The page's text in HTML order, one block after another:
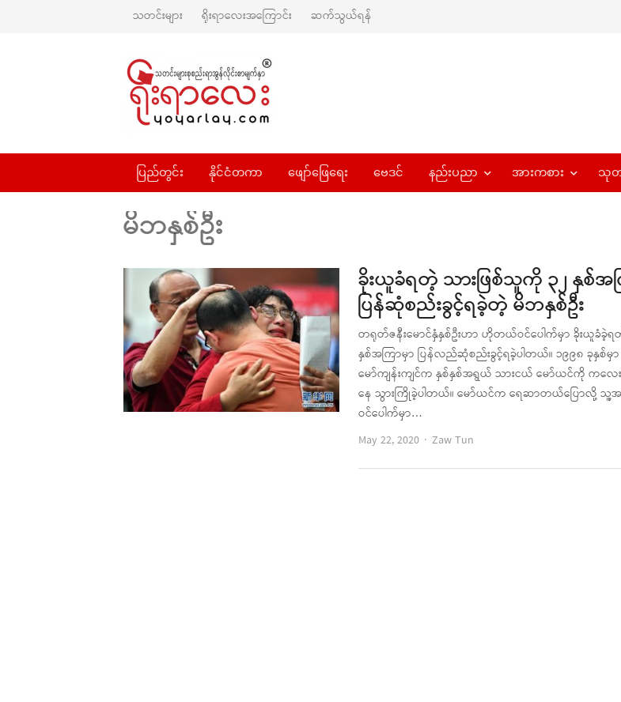
သတင်းများ ရိုးရာလေးအကြောင်း ဆက်သွယ်ရန်
ပြည်တွင်း နိုင်ငံတကာ ဖျော်ဖြေရေး ဗေဒင် နည်းပညာ အားကစား သု
မိဘနှစ်ဦး
ခိုးယူခံရတဲ့ သားဖြစ်သူကို ၃၂ နှစ်အ
ပြန်ဆုံစည်းခွင့်ရခဲ့တဲ့ မိဘနှစ်ဦး
တရုတ်ဇနီးမောင်နှံနှစ်ဦးဟာ ဟိုတယ်ဝင်ပေါက်မှာ ခိုးယူခံခဲ့ရ
နှစ်အကြာမှာ ပြန်လည်ဆုံစည်းခွင့်ရခဲ့ပါတယ်။ ၁၉၉၈ ခုနှစ်မှာ
မော်ကျန်းကျင်က နှစ်နှစ်အရွယ် သားငယ် မော်ယင်ကို က‌လေး
နေ သွားကြိုခဲ့ပါတယ်။ မော်ယင်က ရေဆာတယ်ပြောလို့
ဝင်ပေါက်မှာ…
May 22, 2020
Author
Zaw Tun